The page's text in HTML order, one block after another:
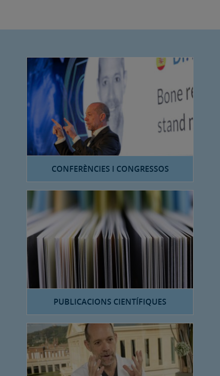
CONFERÈNCIES I CONGRESSOS
PUBLICACIONS CIENTÍFIQUES